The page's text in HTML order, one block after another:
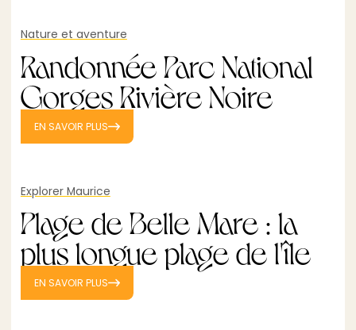
Nature et aventure
Randonnée Parc National
Gorges Rivière Noire
EN SAVOIR PLUS
Explorer Maurice
Plage de Belle Mare : la
plus longue plage de l'île
EN SAVOIR PLUS